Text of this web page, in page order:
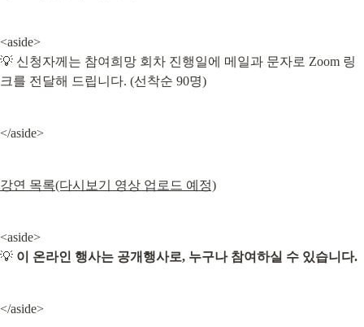
<aside>
💡 신청자께는 참여희망 회차 진행일에 메일과 문자로 Zoom 링
크를 전달해 드립니다. (선착순 90명)
</aside>
강연 목록(다시보기 영상 업로드 예정)
<aside>
💡 이 온라인 행사는 공개행사로, 누구나 참여하실 수 있습니다.
</aside>